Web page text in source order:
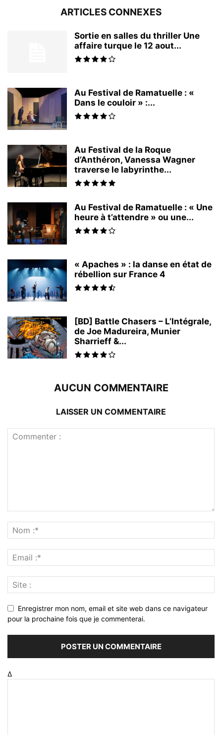
ARTICLES CONNEXES
Sortie en salles du thriller Une
affaire turque le 12 aout...
Au Festival de Ramatuelle : «
Dans le couloir » :...
Au Festival de la Roque
d’Anthéron, Vanessa Wagner
traverse le labyrinthe...
Au Festival de Ramatuelle : « Une
heure à t’attendre » ou une...
« Apaches » : la danse en état de
rébellion sur France 4
[BD] Battle Chasers – L’Intégrale,
de Joe Madureira, Munier
Sharrieff &...
AUCUN COMMENTAIRE
LAISSER UN COMMENTAIRE
Enregistrer mon nom, email et site web dans ce navigateur
pour la prochaine fois que je commenterai.
Δ